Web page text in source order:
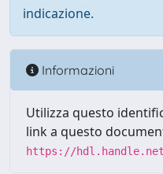
indicazione.
Informazioni
Utilizza questo
link a questo
https://